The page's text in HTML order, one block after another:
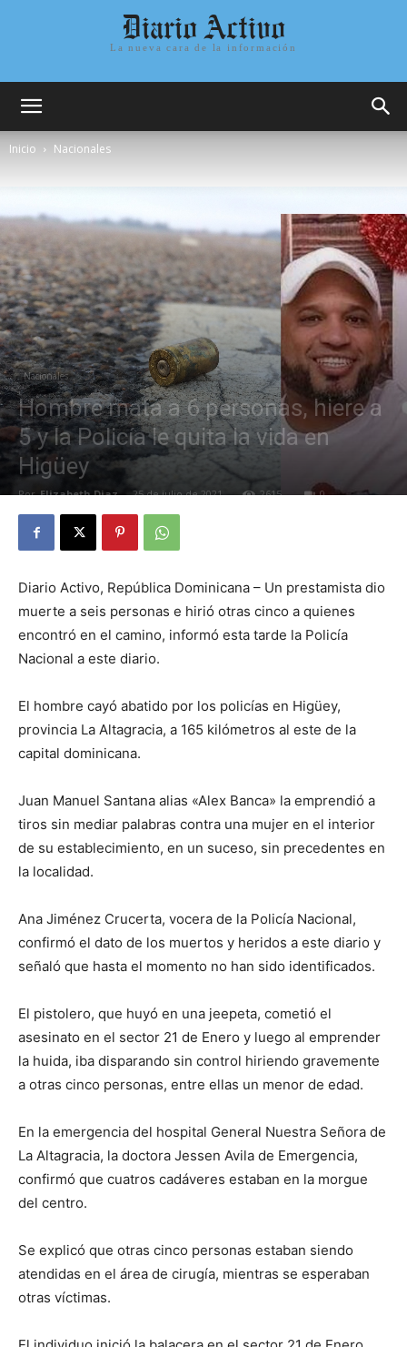
Diario Activo
La nueva cara de la información
Inicio Nacionales
Nacionales
Hombre mata a 6 personas, hiere a
5 y la Policía le quita la vida en
Higüey
Por Elizabeth Diaz - 25 de julio de 2021 2615 0
Diario Activo, República Dominicana – Un prestamista dio
muerte a seis personas e hirió otras cinco a quienes
encontró en el camino, informó esta tarde la Policía
Nacional a este diario.
El hombre cayó abatido por los policías en Higüey,
provincia La Altagracia, a 165 kilómetros al este de la
capital dominicana.
Juan Manuel Santana alias «Alex Banca» la emprendió a
tiros sin mediar palabras contra una mujer en el interior
de su establecimiento, en un suceso, sin precedentes en
la localidad.
Ana Jiménez Crucerta, vocera de la Policía Nacional,
confirmó el dato de los muertos y heridos a este diario y
señaló que hasta el momento no han sido identificados.
El pistolero, que huyó en una jeepeta, cometió el
asesinato en el sector 21 de Enero y luego al emprender
la huida, iba disparando sin control hiriendo gravemente
a otras cinco personas, entre ellas un menor de edad.
En la emergencia del hospital General Nuestra Señora de
La Altagracia, la doctora Jessen Avila de Emergencia,
confirmó que cuatros cadáveres estaban en la morgue
del centro.
Se explicó que otras cinco personas estaban siendo
atendidas en el área de cirugía, mientras se esperaban
otras víctimas.